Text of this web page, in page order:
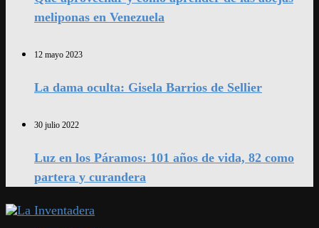
meliponas en Venezuela
12 mayo 2023
La dama oculta: Gisela Barrios de Sellier
30 julio 2022
Luz en los Páramos: 101 años de vida, 82 como
partera y curandera